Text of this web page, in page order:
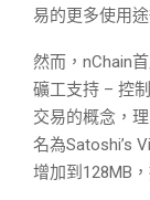
易的更多使用途
然而，nChain
礦工支持 – 控
交易的概念，
名為Satoshi’s
增加到128MB